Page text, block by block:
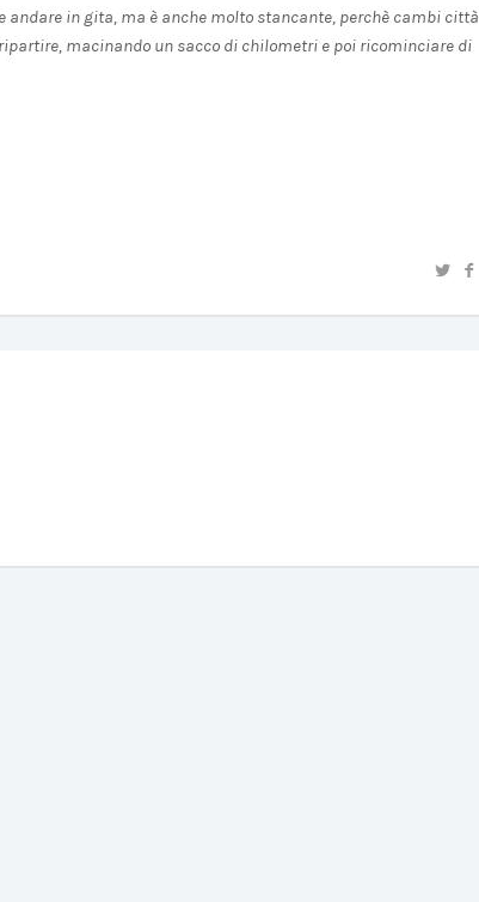
andare in gita, ma è anche molto stancante, perchè cambi città
macinando un sacco di chilometri e poi ricominciare di